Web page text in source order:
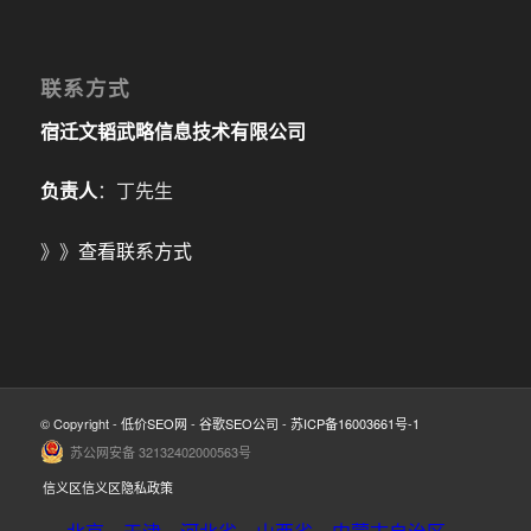
联系方式
宿迁文韬武略信息技术有限公司
负责人：丁先生
》》 查看联系方式
© Copyright - 低价SEO网 - 谷歌SEO公司 - 苏ICP备16003661号-1
苏公网安备 32132402000563号
信义区信义区隐私政策